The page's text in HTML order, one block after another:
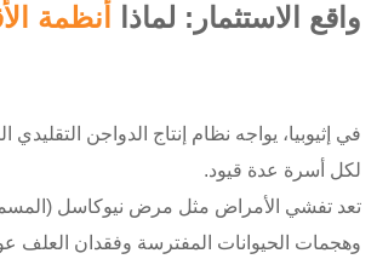
واقع الاستثمار: لماذا أنظمة
لكل أسرة عدة قيود.
تعد تفشي الأمراض مثل مرض نيوكاسل
وهجمات الحيوانات المفترسة وفقدان العلف